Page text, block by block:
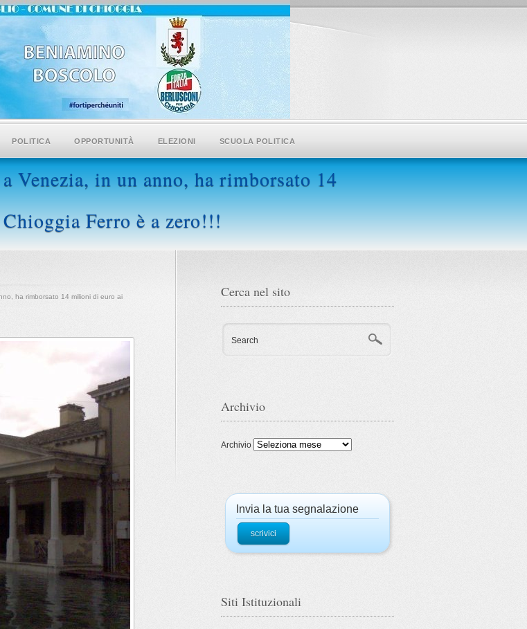
POLITICA OPPORTUNITÀ ELEZIONI SCUOLA POLITICA
Venezia, in un anno, ha rimborsato 14
Ferro è a zero!!!
ha rimborsato 14 milioni di euro ai Cerca nel sito
Search
Archivio
Archivio
Invia la tua segnalazione
scrivici
Siti Istituzionali